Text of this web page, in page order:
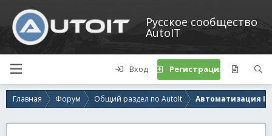
Русское сообщество
AutoIT
Вход Регистрация
Главная Форум Общий раздел по AutoIt Автоматизация